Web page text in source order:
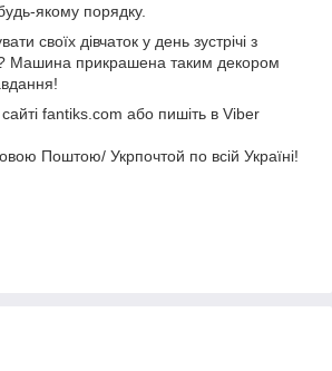
якому порядку.
своїх дівчаток у день зустрічі з
Машина прикрашена таким декором
fantiks.com або пишіть в Viber
Поштою/ Укрпочтой по всій Україні!